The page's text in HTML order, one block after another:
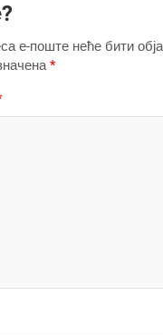
е-поште неће бити
*